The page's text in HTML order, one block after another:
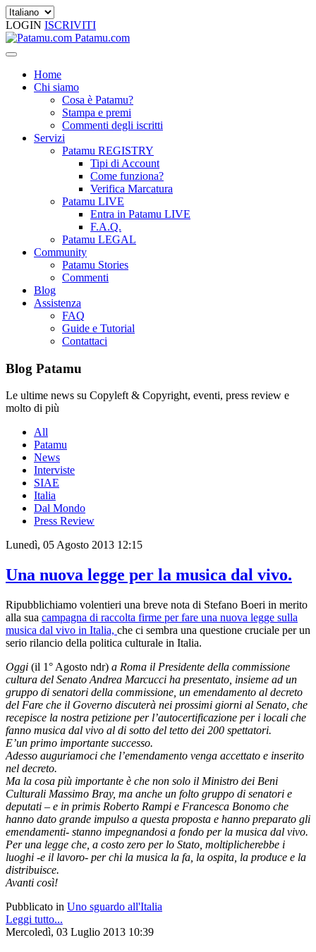
LOGIN ISCRIVITI
Patamu.com
Home
Chi siamo
Cosa è Patamu?
Stampa e premi
Commenti degli iscritti
Servizi
Patamu REGISTRY
Tipi di Account
Come funziona?
Verifica Marcatura
Patamu LIVE
Entra in Patamu LIVE
F.A.Q.
Patamu LEGAL
Community
Patamu Stories
Commenti
Blog
Assistenza
FAQ
Guide e Tutorial
Contattaci
Blog Patamu
Le ultime news su Copyleft & Copyright, eventi, press review e
molto di più
All
Patamu
News
Interviste
SIAE
Italia
Dal Mondo
Press Review
Lunedì, 05 Agosto 2013 12:15
Una nuova legge per la musica dal vivo.
Ripubblichiamo volentieri una breve nota di Stefano Boeri in merito
alla sua campagna di raccolta firme per fare una nuova legge sulla
musica dal vivo in Italia, che ci sembra una questione cruciale per un
serio rilancio della politica culturale in Italia.
Oggi (il 1° Agosto ndr) a Roma il Presidente della commissione
cultura del Senato Andrea Marcucci ha presentato, insieme ad un
gruppo di senatori della commissione, un emendamento al decreto
del Fare che il Governo discuterà nei prossimi giorni al Senato, che
recepisce la nostra petizione per l’autocertificazione per i locali che
fanno musica dal vivo al di sotto del tetto dei 200 spettatori.
E’un primo importante successo.
Adesso auguriamoci che l’emendamento venga accettato e inserito
nel decreto.
Ma la cosa più importante è che non solo il Ministro dei Beni
Culturali Massimo Bray, ma anche un folto gruppo di senatori e
deputati – e in primis Roberto Rampi e Francesca Bonomo che
hanno dato grande impulso a questa proposta e hanno preparato gli
emendamenti- stanno impegnandosi a fondo per la musica dal vivo.
Per una legge che, a costo zero per lo Stato, moltiplicherebbe i
luoghi -e il lavoro- per chi la musica la fa, la ospita, la produce e la
distribuisce.
Avanti così!
Pubblicato in Uno sguardo all'Italia
Leggi tutto...
Mercoledì, 03 Luglio 2013 10:39